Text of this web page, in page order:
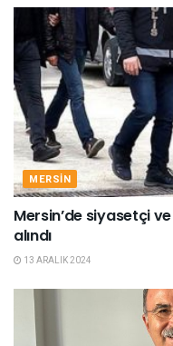
MERSIN
Mersin’de siyasetçi
alındı
13 ARALIK 2024